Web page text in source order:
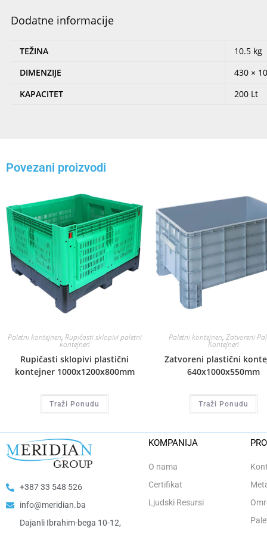
Dodatne informacije
TEŽINA
10.5 kg
DIMENZIJE
430 ×
KAPACITET
200 Lt
Povezani proizvodi
Paletni kontejneri, Rupičasti sklopivi paletni
kontejneri
Rupičasti sklopivi plastični
kontejner 1000x1200x800mm
Traži Ponudu
Paletni kontejneri, Zatvoreni
Kontejneri
Zatvoreni plastični
640x1000x550mm
Traži Ponudu
+387 33 548 526
info@meridian.ba
Dajanli Ibrahim-bega 10-12,
KOMPANIJA
O nama
Certifikat
Ljudski Resursi